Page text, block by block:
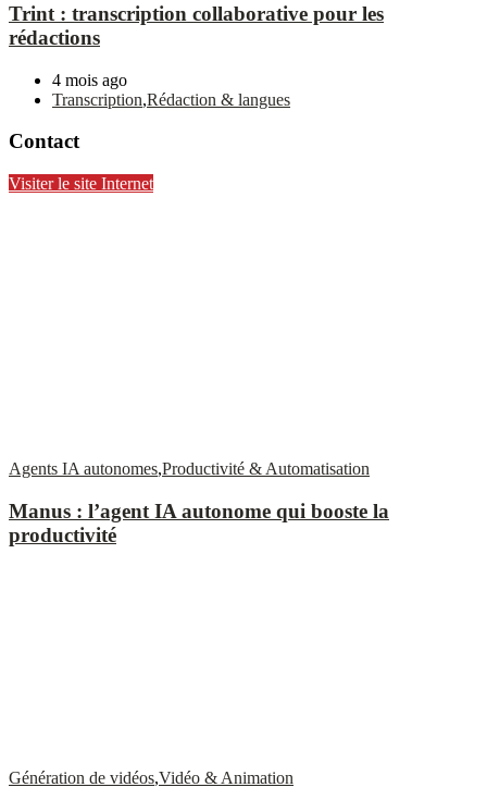
Trint : transcription collaborative pour les
rédactions
4 mois ago
Transcription,Rédaction & langues
Contact
Visiter le site Internet
Agents IA autonomes,Productivité & Automatisation
Manus : l’agent IA autonome qui booste la
productivité
Génération de vidéos,Vidéo & Animation